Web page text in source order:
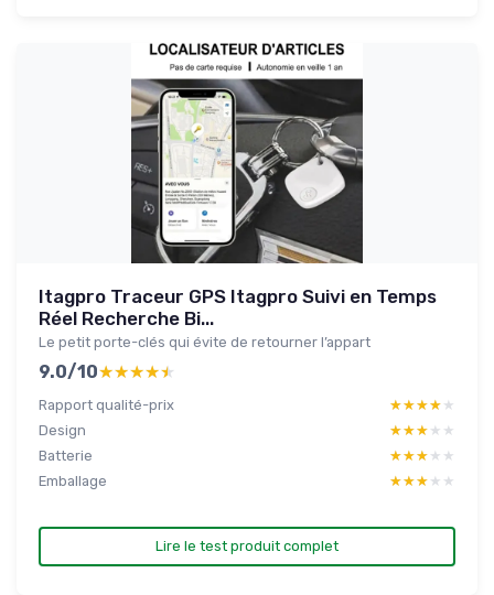
Itagpro Traceur GPS Itagpro Suivi en Temps
Réel Recherche Bi...
Le petit porte-clés qui évite de retourner l’appart
9.0/10★★★★★
★★★★★
Rapport qualité-prix ★★★★★
★★★★★
Design
★★★★★
★★★★★
Batterie
★★★★★
★★★★★
Emballage
★★★★★
★★★★★
Lire le test produit complet